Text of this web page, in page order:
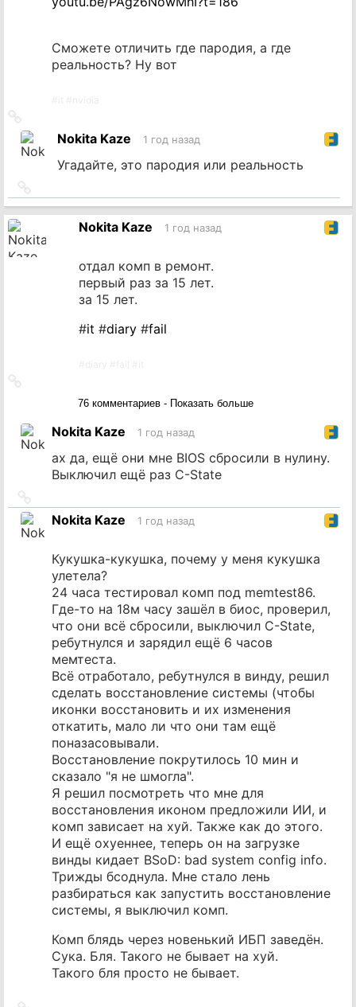
Сможете отличить где пародия, а где
реальность? Ну вот
на
источникNokita Kaze 1 год назад
Угадайте, это пародия или реальность
на
источник
Nokita Kaze 1 год назад
отдал комп в ремонт.
первый раз за 15 лет.
за 15 лет.
#it #diary #fail
76 комментариев - Показать больше
Nokita Kaze 1 год назад
ах да, ещё они мне BIOS сбросили в нулину.
Выключил ещё раз C-State
на
источник
Nokita Kaze 1 год назад
Кукушка-кукушка, почему у меня кукушка
улетела?
24 часа тестировал комп под memtest86.
Где-то на 18м часу зашёл в биос, проверил,
что они всё сбросили, выключил C-State,
ребутнулся и зарядил ещё 6 часов
мемтеста.
Всё отработало, ребутнулся в винду, решил
сделать восстановление системы (чтобы
иконки восстановить и их изменения
откатить, мало ли что они там ещё
поназасовывали.
Восстановление покрутилось 10 мин и
сказало "я не шмогла".
Я решил посмотреть что мне для
восстановления иконом предложили ИИ, и
комп зависает на хуй. Также как до этого.
И ещё охуеннее, теперь он на загрузке
винды кидает BSoD: bad system config info.
Трижды бсоднула. Мне стало лень
разбираться как запустить восстановление
системы, я выключил комп.
Комп блядь через новенький ИБП заведён.
Сука. Бля. Такого не бывает на хуй.
Такого бля просто не бывает.